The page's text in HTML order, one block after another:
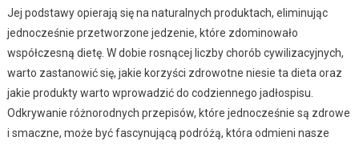
Jej podstawy opierają się na naturalnych produktach, eliminując
jednocześnie przetworzone jedzenie, które zdominowało
współczesną dietę. W dobie rosnącej liczby chorób cywilizacyjnych,
warto zastanowić się, jakie korzyści zdrowotne niesie ta dieta oraz
jakie produkty warto wprowadzić do codziennego jadłospisu.
Odkrywanie różnorodnych przepisów, które jednocześnie są zdrowe
i smaczne, może być fascynującą podróżą, która odmieni nasze